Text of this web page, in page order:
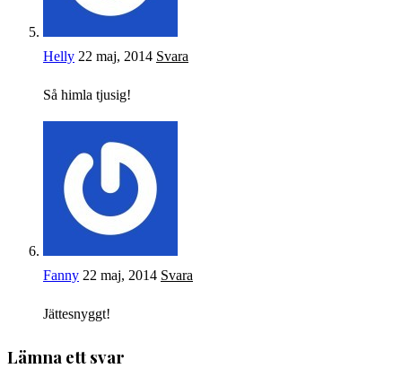
Helly 22 maj, 2014 Svara
Så himla tjusig!
Fanny 22 maj, 2014 Svara
Jättesnyggt!
Lämna ett svar